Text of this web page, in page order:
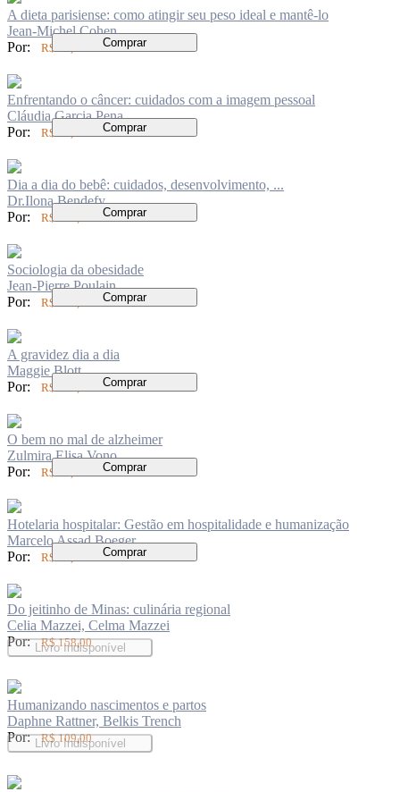
A dieta parisiense: como atingir seu peso ideal e mantê-lo
Jean-Michel Cohen
Por:
R$ 72,00 Comprar
Enfrentando o câncer: cuidados com a imagem pessoal
Cláudia Garcia Pena
Por:
R$ 74,00 Comprar
Dia a dia do bebê: cuidados, desenvolvimento, ...
Dr.Ilona Bendefy
Por:
R$ 199,00 Comprar
Sociologia da obesidade
Jean-Pierre Poulain
Por:
R$ 134,00 Comprar
A gravidez dia a dia
Maggie Blott
Por:
R$ 199,00 Comprar
O bem no mal de alzheimer
Zulmira Elisa Vono
Por:
R$ 73,00 Comprar
Hotelaria hospitalar: Gestão em hospitalidade e humanização
Marcelo Assad Boeger
Por:
R$ 94,00 Comprar
Do jeitinho de Minas: culinária regional
Celia Mazzei, Celma Mazzei
Por:
R$ 158,00
Livro Indisponível
Humanizando nascimentos e partos
Daphne Rattner, Belkis Trench
Por:
R$ 109,00
Livro Indisponível